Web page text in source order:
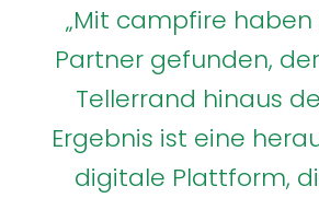
„Mit campfire haben
Partner gefunden,
Tellerrand hinaus
Ergebnis ist eine
digitale Plattform,